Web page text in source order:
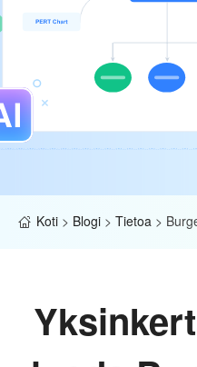
Koti > Blogi > Tietoa >